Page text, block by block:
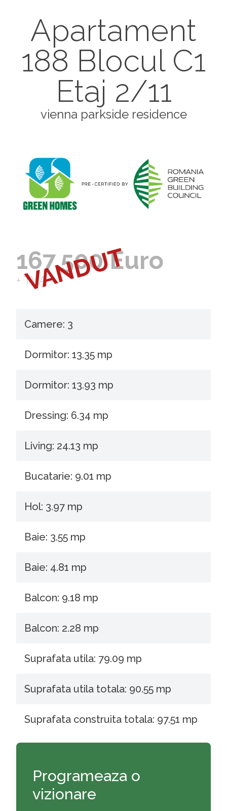
Apartament
188 Blocul C1
Etaj 2/11
vienna parkside residence
167.500 Euro
+ TVA
VANDUT
Camere: 3
Dormitor: 13.35 mp
Dormitor: 13.93 mp
Dressing: 6.34 mp
Living: 24.13 mp
Bucatarie: 9.01 mp
Hol: 3.97 mp
Baie: 3.55 mp
Baie: 4.81 mp
Balcon: 9.18 mp
Balcon: 2.28 mp
Suprafata utila: 79.09 mp
Suprafata utila totala: 90.55 mp
Suprafata construita totala: 97.51 mp
Programeaza o
vizionare